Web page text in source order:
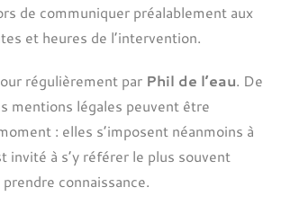
de communiquer préalablement aux
et heures de l’intervention.
régulièrement par Phil de l’eau. De
mentions légales peuvent être
: elles s’imposent néanmoins à
invité à s’y référer le plus souvent
connaissance.